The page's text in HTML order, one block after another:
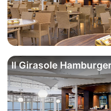
Il Girasole